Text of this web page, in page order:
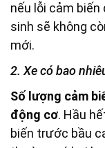
nếu lỗi cảm
sinh sẽ không
mới.
2. Xe có bao
Số lượng cảm
động cơ. Hầu
biến trước bầu